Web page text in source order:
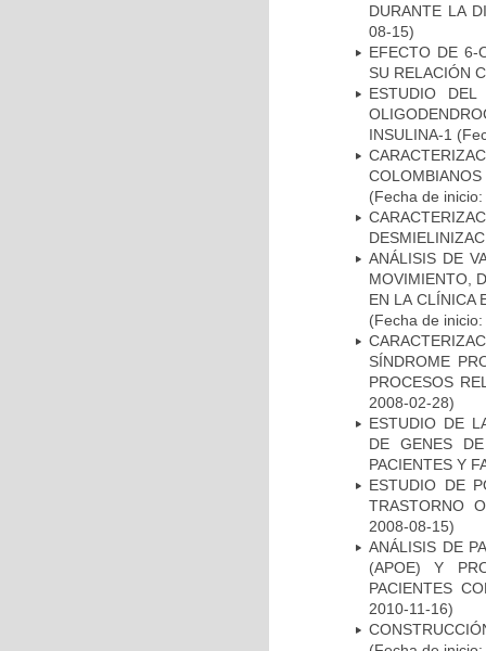
DURANTE LA
08-15)
EFECTO DE 6-
SU RELACIÓN
ESTUDIO
INSULINA-1
(Fecha de
ANÁLISIS DE
MOVIMIENTO,
EN LA CLÍNICA
(Fecha de
SÍNDROME
PROCESOS
2008-02-28)
ESTUDIO DE
DE GENES
PACIENTES Y
ESTUDIO DE
TRASTORNO
2008-08-15)
ANÁLISIS DE
(APOE) Y
PACIENTES
2010-11-16)